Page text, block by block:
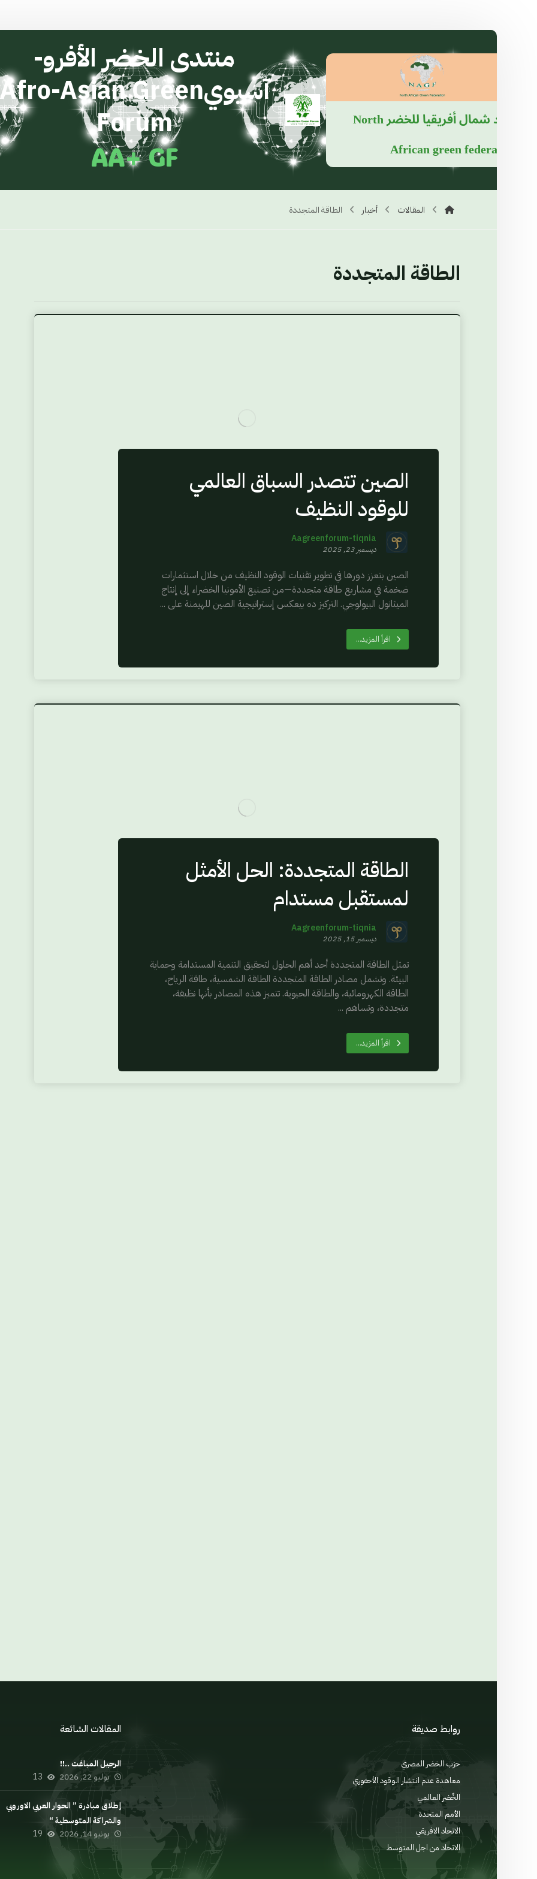
اتحاد شمال أفريقيا للخضرNorth
African green federation
منتدى الخضر الأفرو-
آسيويAsian Green
Forum
AA+ GF
المقالات أخبار الطاقة المتجددة
الطاقة المتجددة
الصين تتصدر السباق العالمي
للوقود النظيف
Aagreenforum-tiqnia
ديسمبر 23, 2025
الصين بتعزز دورها في تطوير تقنيات الوقود النظيف من خلال استثمارات
ضخمة في مشاريع طاقة متجددة—من تصنيع الأمونيا الخضراء إلى إنتاج
الميثانول البيولوجي. التركيز ده بيعكس إستراتيجية الصين للهيمنة على ...
اقرأ المزيد...
الطاقة المتجددة: الحل الأمثل
لمستقبل مستدام
Aagreenforum-tiqnia
ديسمبر 15, 2025
تمثل الطاقة المتجددة أحد أهم الحلول لتحقيق التنمية المستدامة وحماية
البيئة. وتشمل مصادر الطاقة المتجددة الطاقة الشمسية، طاقة الرياح،
الطاقة الكهرومائية، والطاقة الحيوية. تتميز هذه المصادر بأنها نظيفة،
متجددة، وتساهم ...
اقرأ المزيد...
روابط صديقة
حزب الخضر المصري
معاهدة عدم انتشار الوقود الأحفوري
الخٌضر العالمي
الأمم المتحدة
الاتحاد الافريقي
الاتحاد من اجل المتوسط
المقالات الشائعة
الرحيل المباغت ..!!
يوليو 22, 2026 13
إطلاق مبادرة ” الحوار العربي الاوروبي
والشراكة المتوسطية “
يونيو 14, 2026 19